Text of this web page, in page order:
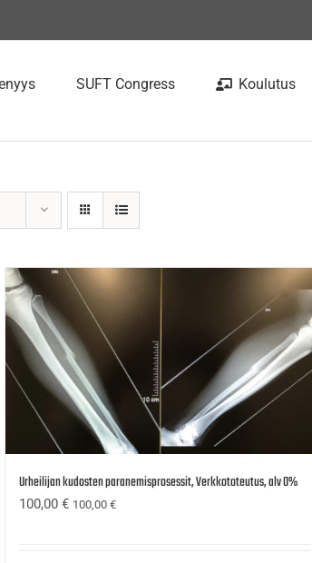
SUFT Congress Koulutus
Urheilijan kudosten paranemisprosessit, Verkkototeutus, alv 0%
100,00€ 100,00€